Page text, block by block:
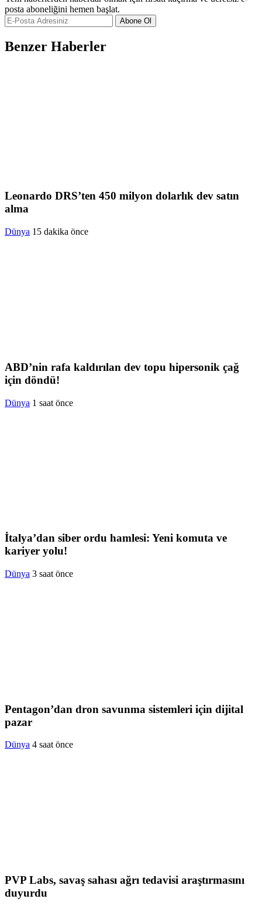
posta aboneliğini hemen başlat.
Abone Ol
Benzer Haberler
Leonardo DRS’ten 450 milyon dolarlık dev satın
alma
Dünya 15 dakika önce
ABD’nin rafa kaldırılan dev topu hipersonik çağ
için döndü!
Dünya 1 saat önce
İtalya’dan siber ordu hamlesi: Yeni komuta ve
kariyer yolu!
Dünya 3 saat önce
Pentagon’dan dron savunma sistemleri için dijital
pazar
Dünya 4 saat önce
PVP Labs, savaş sahası ağrı tedavisi araştırmasını
duyurdu